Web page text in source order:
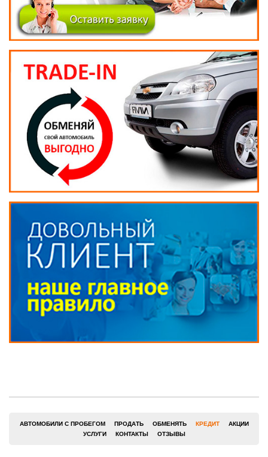
АВТОМОБИЛИ С ПРОБЕГОМ ПРОДАТЬ ОБМЕНЯТЬ КРЕДИТ
АКЦИИ
УСЛУГИ
КОНТАКТЫ ОТЗЫВЫ